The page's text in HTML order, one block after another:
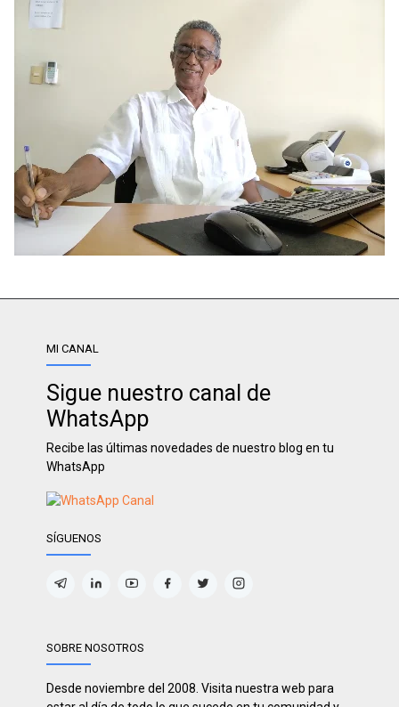
MI CANAL
Sigue nuestro canal de
WhatsApp
Recibe las últimas novedades de nuestro blog en tu
WhatsApp
SÍGUENOS
SOBRE NOSOTROS
Desde noviembre del 2008. Visita nuestra web para